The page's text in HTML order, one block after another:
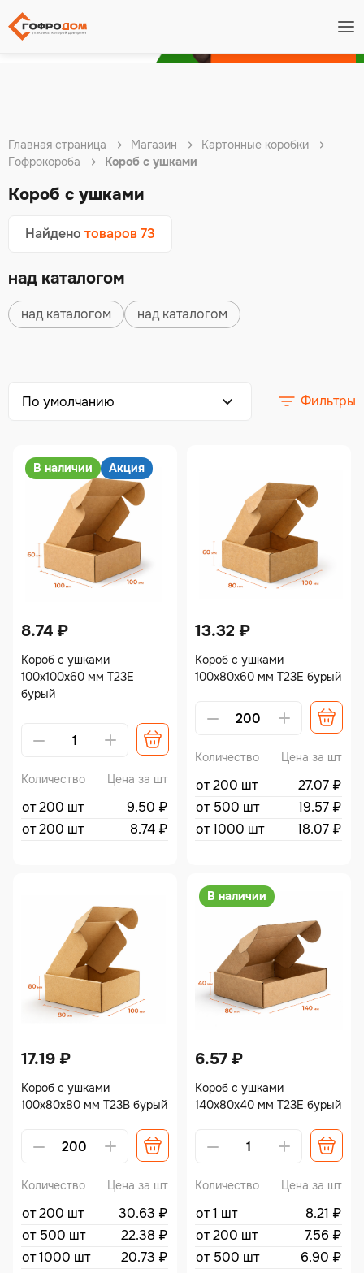
Главная страница Магазин
Картонные коробки
Гофрокороба
Короб с ушками
Короб с ушками
Найдено товаров 73
над каталогом
над каталогом над каталогом
Фильтры
В наличии Акция
8.74 ₽
Короб с ушками
100х100х60 мм Т23Е
бурый
Количество Цена за шт
от 200 шт 9.50 ₽
от 200 шт
8.74 ₽
13.32 ₽
Короб с ушками
100х80х60 мм Т23Е бурый
Количество Цена за шт
от 200 шт 27.07 ₽
от 500 шт
19.57 ₽
от 1000 шт
18.07 ₽
17.19 ₽
Короб с ушками
100х80х80 мм Т23В бурый
Количество Цена за шт
от 200 шт 30.63 ₽
от 500 шт
22.38 ₽
от 1000 шт
20.73 ₽
В наличии
6.57 ₽
Короб с ушками
140х80х40 мм Т23Е бурый
Количество Цена за шт
от 1 шт 8.21 ₽
от 200 шт
7.56 ₽
от 500 шт
6.90 ₽